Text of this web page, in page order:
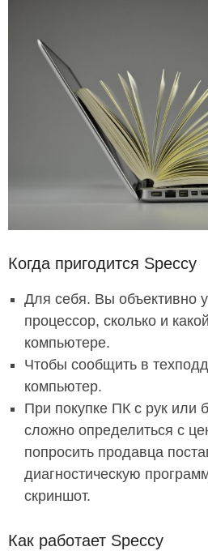
Когда пригодится Speccy
Для себя. Вы объективно
процессор, сколько и
компьютере.
Чтобы сообщить в
компьютер.
При покупке ПК с рук или
сложно определиться с
попросить продавца
диагностическую
скриншот.
Как работает Speccy